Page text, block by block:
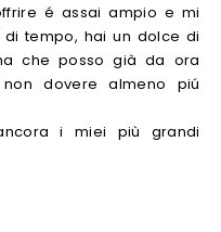
é assai ampio e mi
tempo, hai un dolce di
che posso già da ora
dovere almeno piú
i miei più grandi